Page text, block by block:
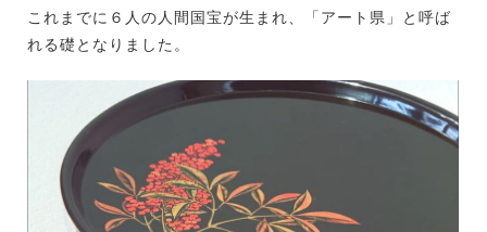
これまでに６人の人間国宝が生まれ、「アート県」と呼ば
れる礎となりました。